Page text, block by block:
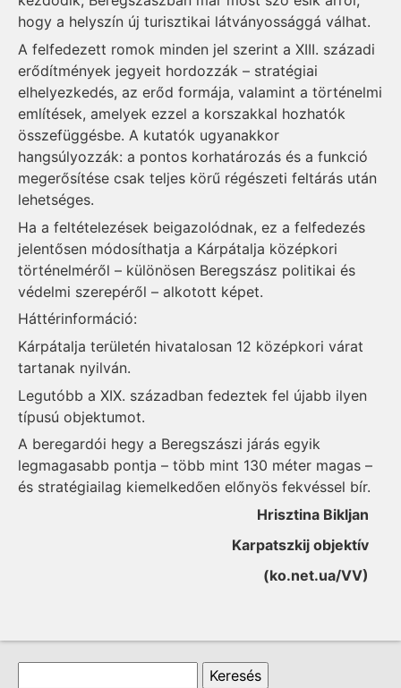
hogy a helyszín új turisztikai látványossággá válhat.
A felfedezett romok minden jel szerint a XIII. századi
erődítmények jegyeit hordozzák – stratégiai
elhelyezkedés, az erőd formája, valamint a történelmi
említések, amelyek ezzel a korszakkal hozhatók
összefüggésbe. A kutatók ugyanakkor
hangsúlyozzák: a pontos korhatározás és a funkció
megerősítése csak teljes körű régészeti feltárás után
lehetséges.
Ha a feltételezések beigazolódnak, ez a felfedezés
jelentősen módosíthatja a Kárpátalja középkori
történelméről – különösen Beregszász politikai és
védelmi szerepéről – alkotott képet.
Háttérinformáció:
Kárpátalja területén hivatalosan 12 középkori várat
tartanak nyilván.
Legutóbb a XIX. században fedeztek fel újabb ilyen
típusú objektumot.
A beregardói hegy a Beregszászi járás egyik
legmagasabb pontja – több mint 130 méter magas –
és stratégiailag kiemelkedően előnyös fekvéssel bír.
Hrisztina Bikljan
Karpatszkij objektív
(ko.net.ua/VV)
Keresés űrlap
Keresés